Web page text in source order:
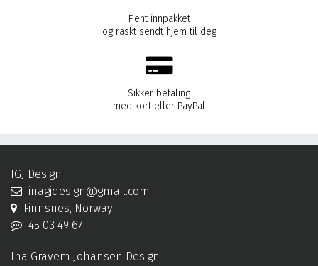
Pent innpakket
og raskt sendt hjem til deg
Sikker betaling
med kort eller PayPal
IGJ Design
inagjdesign@gmail.com
Finnsnes, Norway
45 03 49 67
Ina Gravem Johansen Design